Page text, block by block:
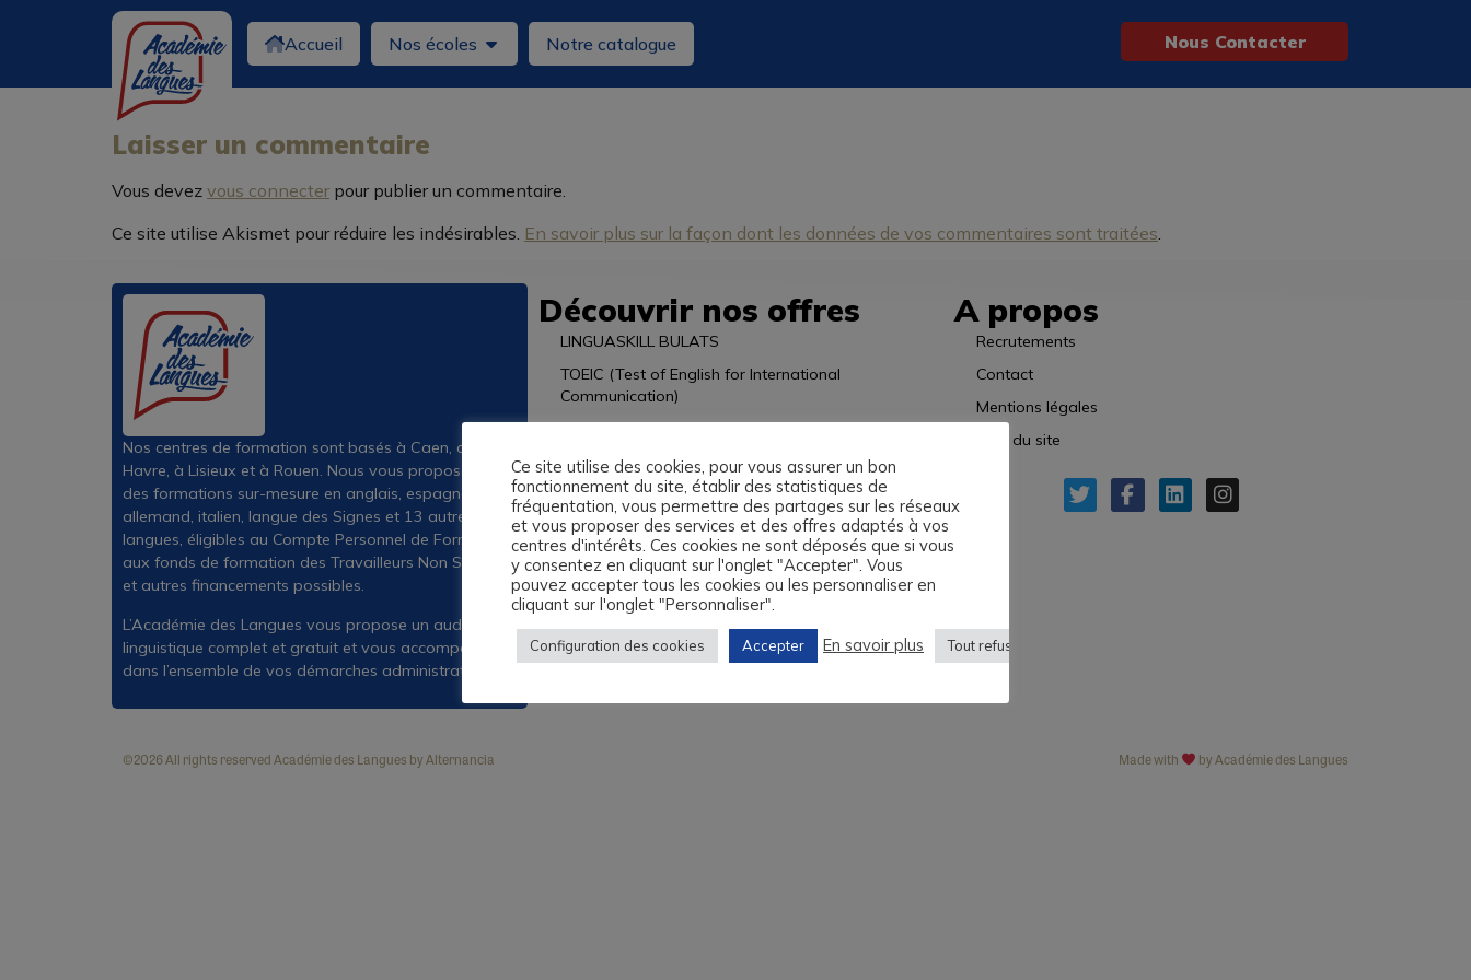
Accueil Nos écoles Notre catalogue Nous Contacter
fontello-codes
Laisser un commentaire
Vous devez vous connecter pour publier un commentaire.
Ce site utilise Akismet pour réduire les indésirables. En savoir plus sur la façon dont les données de vos commentaires sont traitées
Nos centres de formation sont basés à Caen, au
Havre, à Lisieux et à Rouen. Nous vous proposons
des formations sur-mesure en anglais, espagnol,
allemand, italien, langue des Signes et 13 autres
langues, éligibles au Compte Personnel de Formation,
aux fonds de formation des Travailleurs Non Salariés,
et autres financements possibles.
L’Académie des Langues vous propose un audit
linguistique complet et gratuit et vous accompagne
dans l’ensemble de vos démarches administratives.
Découvrir nos offres
LINGUASKILL BULATS
TOEIC (Test of English for International
Communication)
Votre formation en anglais Le Havre
Votre formation en anglais Cherbourg
Votre formation en anglais à Caen
Compte Personnel de Formation
A propos
Recrutements
Contact
Mentions légales
Plan du site
©2026 All rights reserved Académie des Langues by Alternancia Made with by Académie des Langues
Ce site utilise des cookies, pour vous assurer un bon
fonctionnement du site, établir des statistiques de
fréquentation, vous permettre des partages sur les réseaux
et vous proposer des services et des offres adaptés à vos
centres d'intérêts. Ces cookies ne sont déposés que si vous
y consentez en cliquant sur l'onglet "Accepter". Vous
pouvez accepter tous les cookies ou les personnaliser en
cliquant sur l'onglet "Personnaliser".
Configuration des cookies Accepter En savoir plus Tout refuser